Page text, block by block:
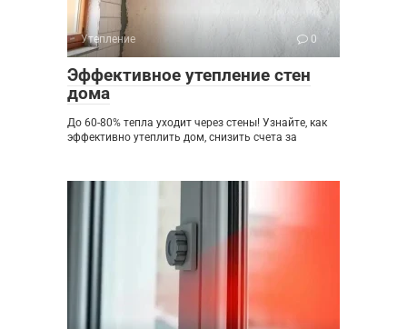
Утепление 0
Эффективное утепление стен
дома
До 60-80% тепла уходит через стены! Узнайте, как
эффективно утеплить дом, снизить счета за